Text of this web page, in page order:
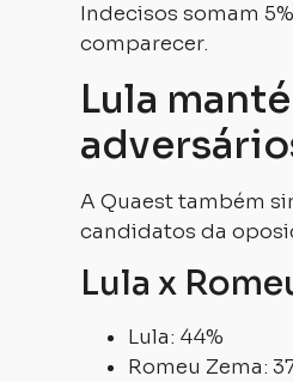
Indecisos somam
comparecer.
Lula
A Quaest também
candidatos da
Lula x
Lula: 44%
Romeu Zema: